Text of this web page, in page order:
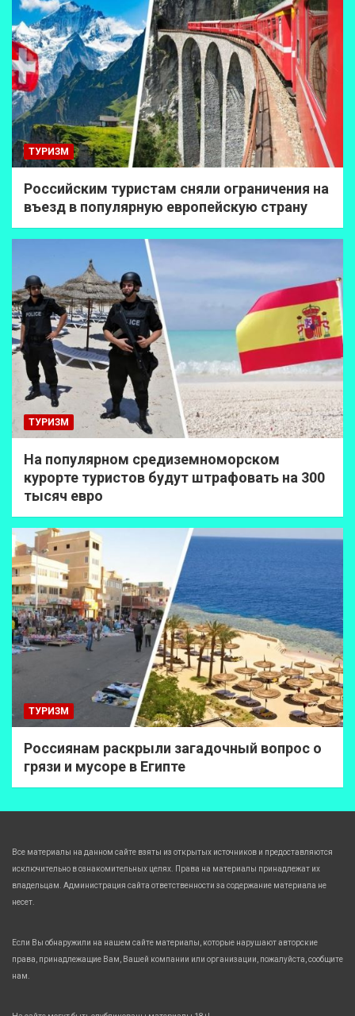
ТУРИЗМ
Российским туристам сняли ограничения на
въезд в популярную европейскую страну
ТУРИЗМ
На популярном средиземноморском
курорте туристов будут штрафовать на 300
тысяч евро
ТУРИЗМ
Россиянам раскрыли загадочный вопрос о
грязи и мусоре в Египте
Все материалы на данном сайте взяты из открытых источников и предоставляются
исключительно в ознакомительных целях. Права на материалы принадлежат их
владельцам. Администрация сайта ответственности за содержание материала не
несет.
Если Вы обнаружили на нашем сайте материалы, которые нарушают авторские
права, принадлежащие Вам, Вашей компании или организации, пожалуйста, сообщите
нам.